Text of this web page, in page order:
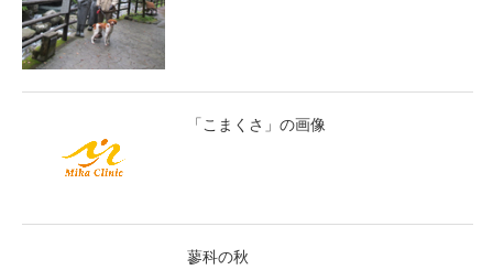
「こまくさ」の画像
蓼科の秋